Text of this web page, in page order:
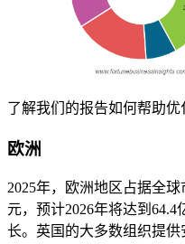
了解我们的报告如何帮助优
欧洲
2025年，欧洲地区占据全
元，预计2026年将达到
长。英国的大多数组织提